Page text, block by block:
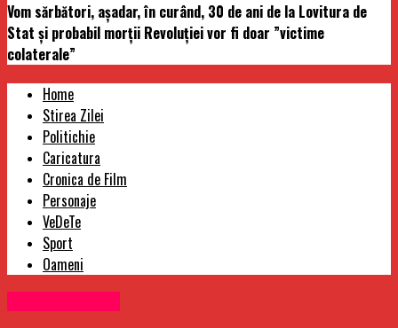
Vom sărbători, așadar, în curând, 30 de ani de la Lovitura de
Stat și probabil morții Revoluției vor fi doar ”victime
colaterale”
Home
Stirea Zilei
Politichie
Caricatura
Cronica de Film
Personaje
VeDeTe
Sport
Oameni